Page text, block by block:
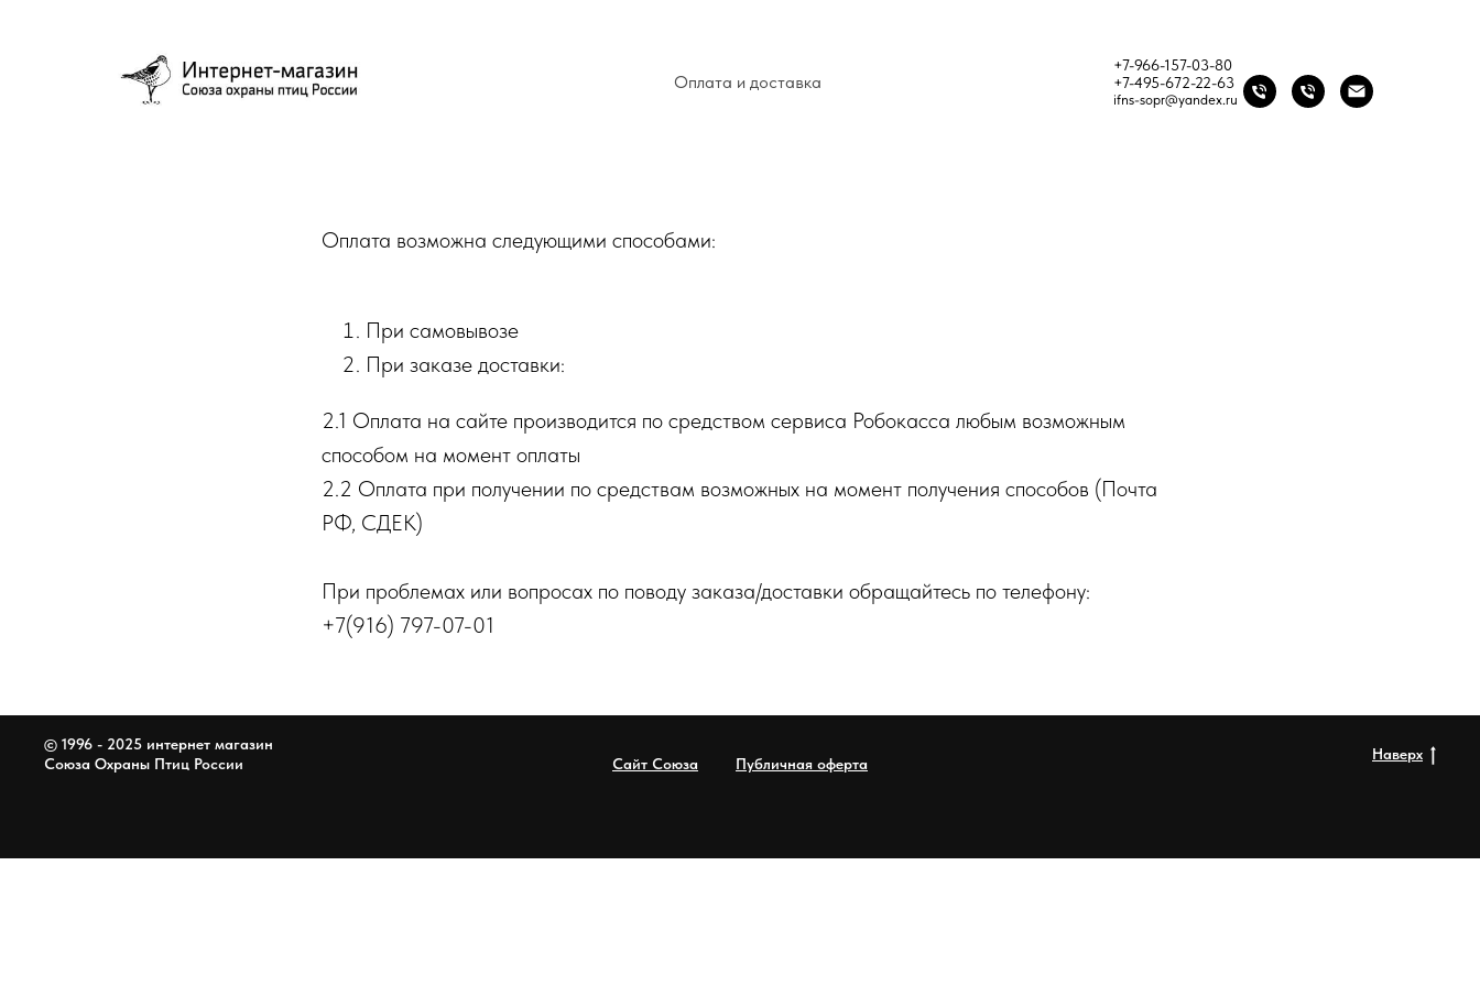
Оплата и доставка
+7-966-157-03-80
+7-495-672-22-63
ifns-sopr@yandex.ru
Оплата возможна следующими способами:
При самовывозе
При заказе доставки:
2.1 Оплата на сайте производится по средством сервиса Робокасса любым возможным
способом на момент оплаты
2.2 Оплата при получении по средствам возможных на момент получения способов (Почта
РФ, СДЕК)
При проблемах или вопросах по поводу заказа/доставки обращайтесь по телефону:
+7(916) 797-07-01
© 1996 - 2025 интернет магазин
Союза Охраны Птиц России
Сайт Союза Публичная оферта
Наверх